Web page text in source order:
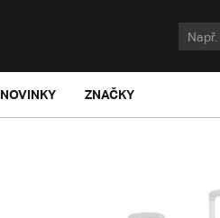
NOVINKY ZNAČKY